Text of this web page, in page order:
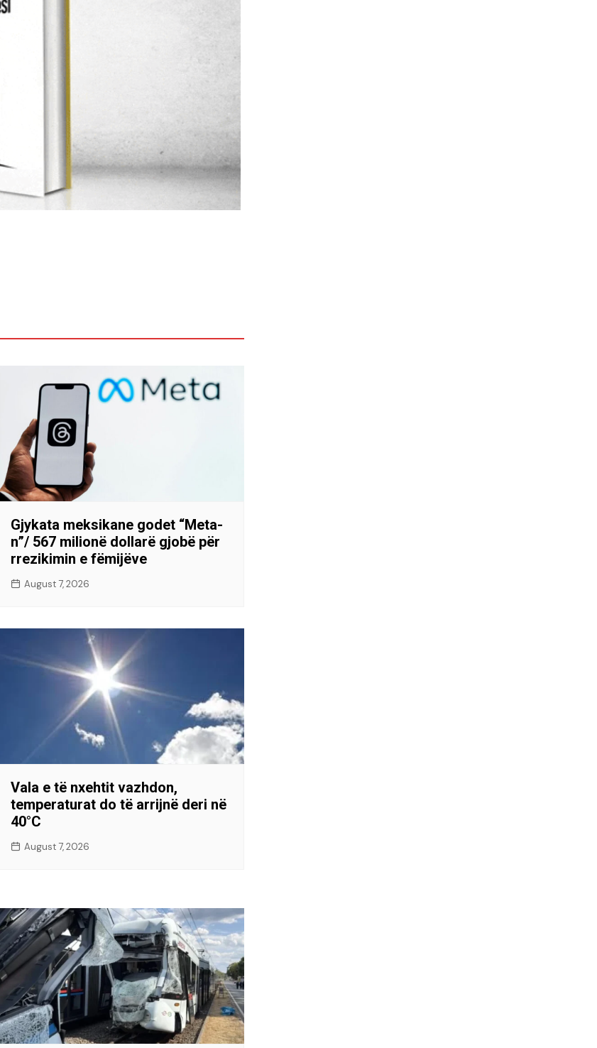
Gjykata meksikane godet “Meta-
n”/ 567 milionë dollarë gjobë për
rrezikimin e fëmijëve
August 7, 2026
Vala e të nxehtit vazhdon,
temperaturat do të arrijnë deri në
40°C
August 7, 2026